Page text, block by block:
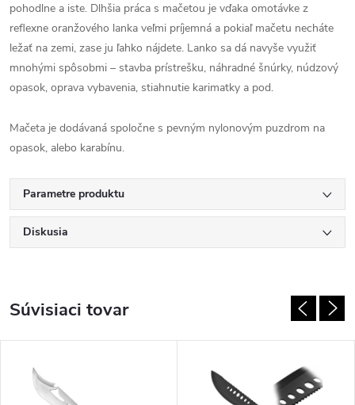
pohodlne a iste. Dlhšia práca s mačetou je vďaka omotávke z
reflexne oranžového lanka veľmi príjemná a pokiaľ mačetu necháte
ležať na zemi, zase ju ľahko nájdete. Lanko sa dá navyše využiť
mnohými spôsobmi – stavba prístrešku, náhradné šnúrky, núdzový
opasok, oprava vybavenia, stiahnutie karimatky a pod.
Mačeta je dodávaná spoločne s pevným nylonovým puzdrom na
opasok, alebo karabínu.
Parametre produktu
Diskusia
Súvisiaci tovar